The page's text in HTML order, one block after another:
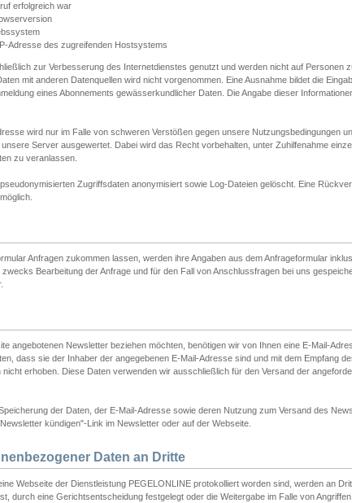
erfolgreich war
Adresse des zugreifenden Hostsystems
zur Verbesserung des Internetdienstes genutzt und werden nicht auf Personen
mit anderen Datenquellen wird nicht vorgenommen. Eine Ausnahme bildet die
eines Abonnements gewässerkundlicher Daten. Die Angabe dieser
wird nur im Falle von schweren Verstößen gegen unsere Nutzungsbedingungen
Server ausgewertet. Dabei wird das Recht vorbehalten, unter Zuhilfenahme
zu veranlassen.
Zugriffsdaten anonymisiert sowie Log-Dateien gelöscht. Eine
Anfragen zukommen lassen, werden ihre Angaben aus dem Anfrageformular
Bearbeitung der Anfrage und für den Fall von Anschlussfragen bei uns
angebotenen Newsletter beziehen möchten, benötigen wir von Ihnen eine E-Mail-
dass sie der Inhaber der angegebenen E-Mail-Adresse sind und mit dem Empfang
erhoben. Diese Daten verwenden wir ausschließlich für den Versand der
der Daten, der E-Mail-Adresse sowie deren Nutzung zum Versand des
kündigen"-Link im Newsletter oder auf der Webseite.
Daten an Dritte
Webseite der Dienstleistung PEGELONLINE protokolliert worden sind, werden an
durch eine Gerichtsentscheidung festgelegt oder die Weitergabe im Falle von